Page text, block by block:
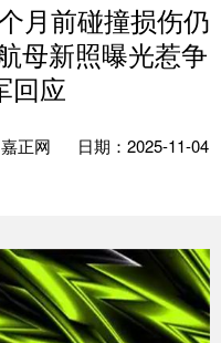
月前碰撞损伤仍
母新照曝光惹争
回应
正网
日期：2025-11-04